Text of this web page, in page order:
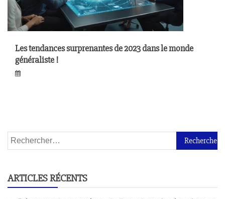
Les tendances surprenantes de 2023 dans le monde
généraliste !
ARTICLES RÉCENTS